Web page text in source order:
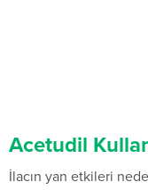
Acetudil
İlacın yan etkileri